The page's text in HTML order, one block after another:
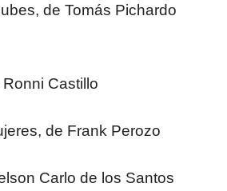
de Tomás Pichardo
Castillo
de Frank Perozo
Carlo de los Santos